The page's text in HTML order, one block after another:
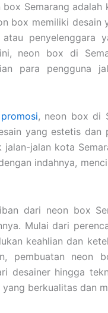
Semarang
box memiliki
penyelenggara
neon box di
para pengguna
, neon box di
yang estetis dan
jalan kota
indahnya,
dari neon box
Mulai dari
keahlian dan
pembuatan neon
desainer hingga
berkualitas dan